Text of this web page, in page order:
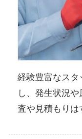
経験豊富なスタ
し、発生状況
査や見積もりは